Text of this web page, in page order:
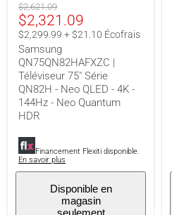
4K
144Hz
Neo
Quantum
HDR
Prix
original
$2,621.09
Prix
actuel
$2,321.09
$2,299.99 + $21.10 Écofrais
Samsung
QN75QN82HAFXZC |
Téléviseur 75" Série
QN82H - Neo QLED - 4K -
144Hz - Neo Quantum
HDR
Financement Flexiti disponible.
En savoir plus
Disponible en
magasin
seulement